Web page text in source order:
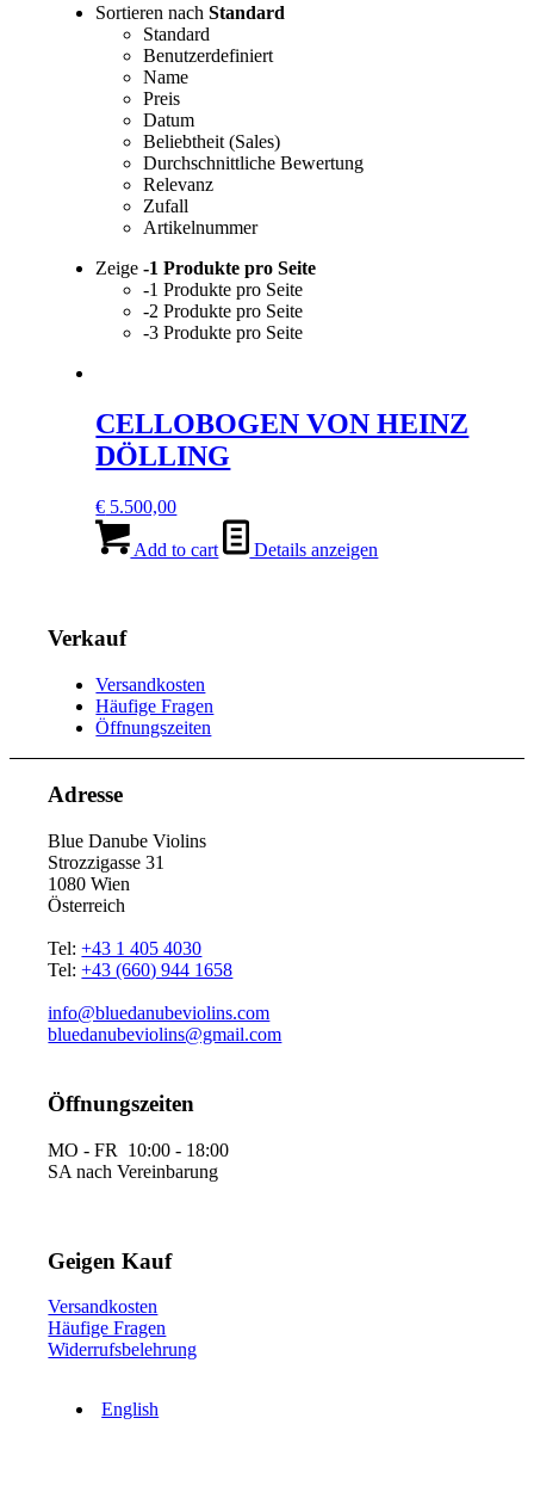
Sortieren nachStandard
Standard
Benutzerdefiniert
Name
Preis
Datum
Beliebtheit (Sales)
Durchschnittliche Bewertung
Relevanz
Zufall
Artikelnummer
Zeige-1 Produkte pro Seite
-1 Produkte pro Seite
-2 Produkte pro Seite
-3 Produkte pro Seite
CELLOBOGEN VON HEINZ
DÖLLING
€ 5.500,00
Add to cart Details anzeigen
Verkauf
Versandkosten
Häufige Fragen
Öffnungszeiten
Adresse
Blue Danube Violins
Strozzigasse 31
1080 Wien
Österreich
Tel:+43 1 405 4030
Tel:+43 (660) 944 1658
info@bluedanubeviolins.com
bluedanubeviolins@gmail.com
Öffnungszeiten
MO - FR 10:00 - 18:00
SA nach Vereinbarung
Geigen Kauf
Versandkosten
Häufige Fragen
Widerrufsbelehrung
English